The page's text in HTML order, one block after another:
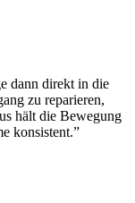
dann direkt in die
zu reparieren,
hält die Bewegung
konsistent.”